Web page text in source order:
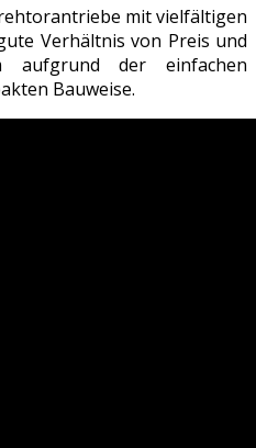
mit vielfältigen
Verhältnis von Preis und
aufgrund der einfachen
Bauweise.